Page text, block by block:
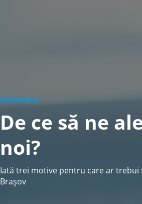
CENTROFIS
De ce să ne
noi?
Iată trei motive pentru care ar trebui
Brașov